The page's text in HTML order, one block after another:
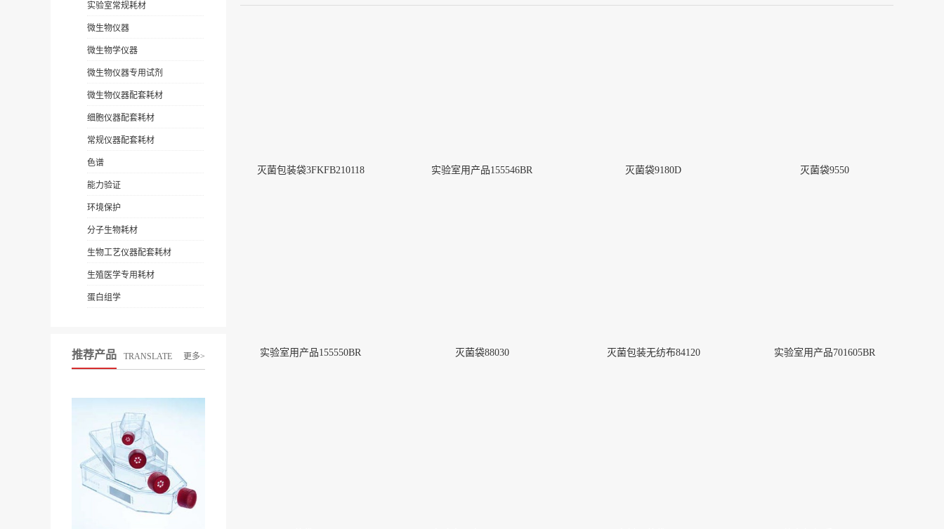
实验室常规耗材
微生物仪器
微生物学仪器
微生物仪器专用试剂
微生物仪器配套耗材
细胞仪器配套耗材
常规仪器配套耗材
色谱
能力验证
环境保护
分子生物耗材
生物工艺仪器配套耗材
生殖医学专用耗材
蛋白组学
推荐产品 TRANSLATE 更多>
灭菌包装袋3FKFB210118 实验室用产品155546BR 灭菌袋9180D 灭菌袋9550
实验室用产品155550BR 灭菌袋88030 灭菌包装无纺布84120 实验室用产品701605BR